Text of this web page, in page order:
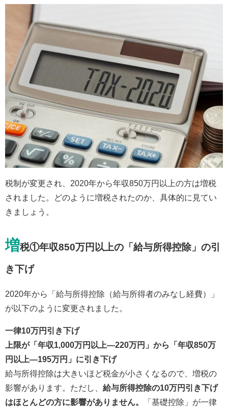
税制が変更され、2020年から年収850万円以上の方は増税
されました。どのように増税されたのか、具体的に見てい
きましょう。
増税①年収850万円以上の「給与所得控除」の引
き下げ
2020年から「給与所得控除（給与所得者のみなし経費）」
が以下のように変更されました。
一律10万円引き下げ
上限が「年収1,000万円以上―220万円」から「年収850万
円以上―195万円」に引き下げ
給与所得控除は大きいほど税金が小さくなるので、増税の
影響があります。ただし、 給与所得控除の10万円引き下げ
はほとんどの方に影響がありません。
「基礎控除」が一律